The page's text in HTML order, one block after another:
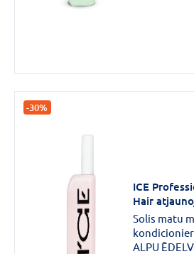
-30%
ICE
Hair
250ml
Solis matu maska ​​vai
ALPU